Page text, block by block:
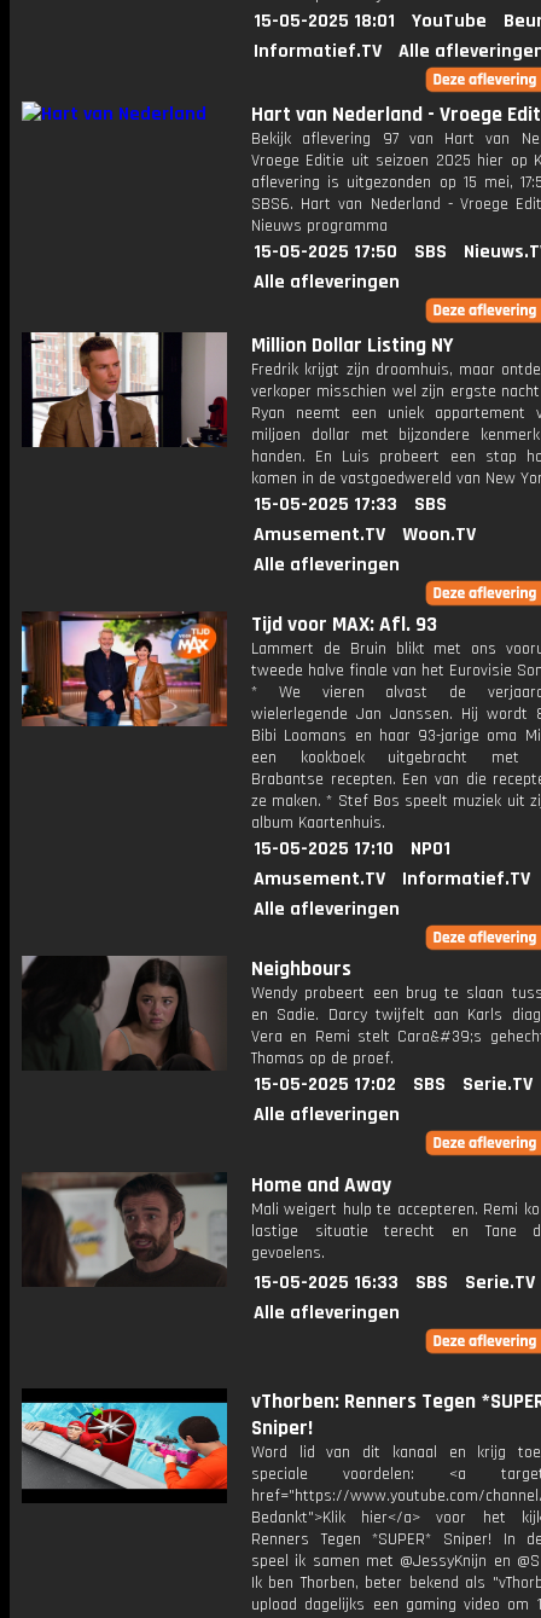
15-05-2025 18:01 YouTube
Informatief.TV
Alle
Hart van Nederland - Vroege
Bekijk aflevering 97 van Hart van
Vroege Editie uit seizoen 2025 hier op
aflevering is uitgezonden op 15 mei,
SBS6. Hart van Nederland - Vroege
Nieuws programma
15-05-2025 17:50 SBS
Alle afleveringen
Million Dollar Listing NY
Fredrik krijgt zijn droomhuis, maar
verkoper misschien wel zijn ergste
Ryan neemt een uniek appartement
miljoen dollar met bijzondere
handen. En Luis probeert een stap
komen in de vastgoedwereld van New
15-05-2025 17:33
SBS
Amusement.TV
Woon.TV
Alle afleveringen
Tijd voor MAX: Afl. 93
Lammert de Bruin blikt met ons
tweede halve finale van het Eurovisie
* We vieren alvast de
wielerlegende Jan Janssen. Hij wordt
Bibi Loomans en haar 93-jarige oma
een kookboek uitgebracht met
Brabantse recepten. Een van die
ze maken. * Stef Bos speelt muziek uit
album Kaartenhuis.
15-05-2025 17:10
NPO1
Amusement.TV
Informatief.TV
Alle afleveringen
Neighbours
Wendy probeert een brug te slaan
en Sadie. Darcy twijfelt aan Karls
Vera en Remi stelt Cara&#39;s
Thomas op de proef.
15-05-2025 17:02 SBS
Serie.TV
Alle afleveringen
Home and Away
Mali weigert hulp te accepteren. Remi
lastige situatie terecht en Tane
gevoelens.
15-05-2025 16:33 SBS
Serie.TV
Alle afleveringen
vThorben: Renners Tegen
Sniper!
Word lid van dit kanaal en krijg
speciale voordelen: <a
href="https://www.youtube.com/channel/
Bedankt">Klik hier</a> voor het
Renners Tegen *SUPER* Sniper! In
speel ik samen met @JessyKnijn en
Ik ben Thorben, beter bekend als
upload dagelijks een gaming video om